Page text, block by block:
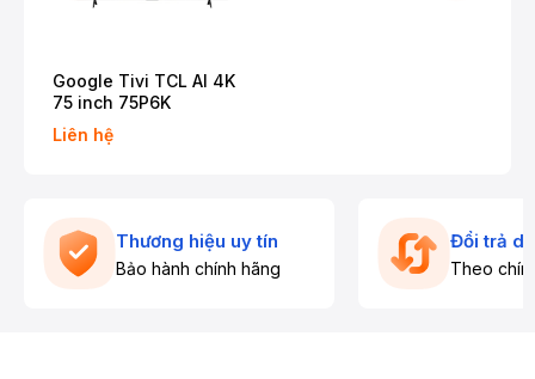
Google Tivi TCL AI 4K
75 inch 75P6K
Liên hệ
Thương hiệu uy tín
Bảo hành chính hãng
Đổi trả
Theo